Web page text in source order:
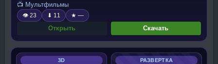
📺 Мультфильмы
👁 23 ⬇ 11 ★ —
Открыть Скачать
3D РАЗВЕРТКА